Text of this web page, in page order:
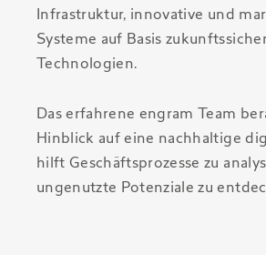
Infrastruktur, innovative und
Systeme auf Basis
Technologien.
Das erfahrene engram Team
Hinblick auf eine nachhaltige
hilft Geschäftsprozesse zu
ungenutzte Potenziale zu